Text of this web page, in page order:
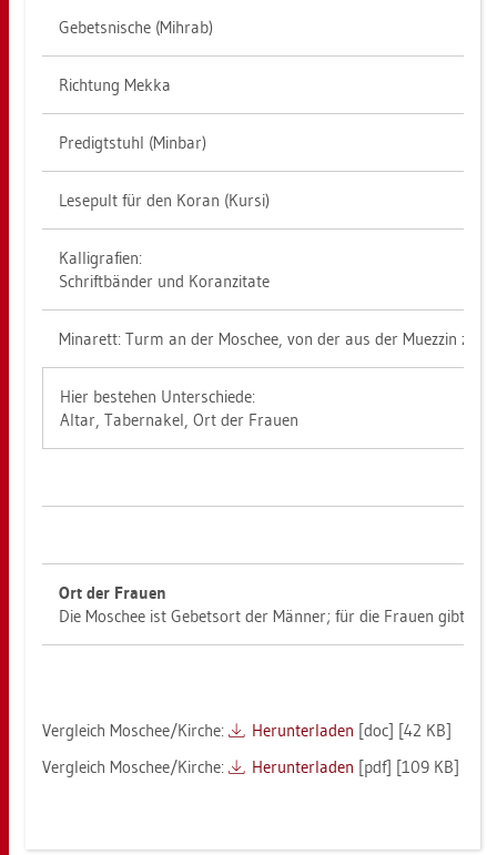
Ge­bets­ni­sche (Mih­r­ab)
Rich­tung Mekka
Pre­digt­stuhl (Min­bar)
Le­se­pult für den Koran (Kursi)
Kal­li­gra­fi­en:
Schrift­bän­der und Ko­ran­zi­ta­te
Mi­na­rett: Turm an der Mo­schee, von der aus der Mu­ez­zin zum
Hier be­ste­hen Un­ter­schie­de:
Altar, Ta­ber­na­kel, Ort der Frau­en
Ort der Frau­en
Die Mo­schee ist Ge­bets­ort der Män­ner; für die Frau­en gibt es
Ver­gleich Mo­schee/Kir­che: Her­un­ter­la­den [doc] [42 KB]
Ver­gleich Mo­schee/Kir­che:
Her­un­ter­la­den [pdf] [109 KB]